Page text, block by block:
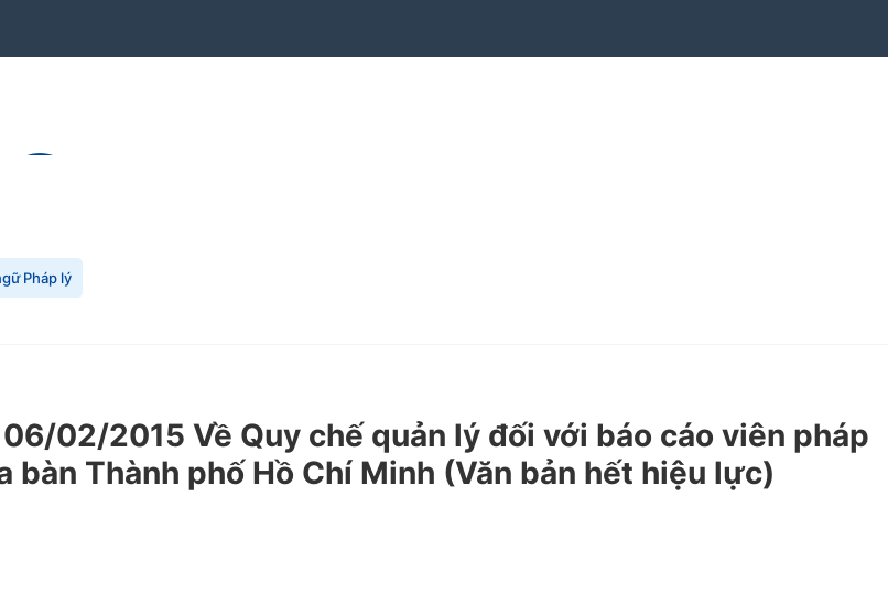
Pháp lý
02/2015 Về Quy chế quản lý đối với báo cáo viên pháp
Thành phố Hồ Chí Minh (Văn bản hết hiệu lực)